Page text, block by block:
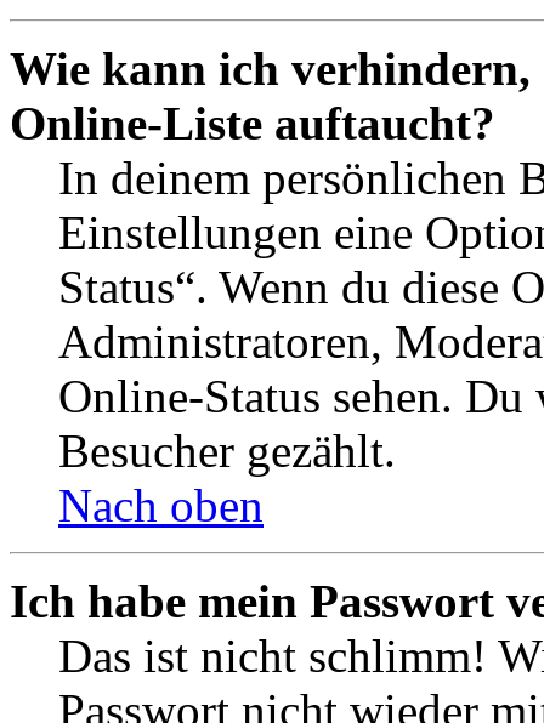
Wie kann ich verhindern,
Online-Liste auftaucht?
In deinem persönlichen
Einstellungen eine
Status“. Wenn du diese
Administratoren,
Online-Status sehen.
Besucher gezählt.
Nach oben
Ich habe mein Passwort
Das ist nicht schlimm!
Passwort nicht wieder